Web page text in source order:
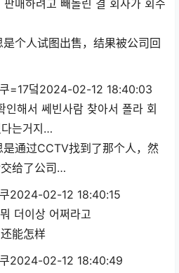
매하려고 빼돌린 결 회사가 회수
个人试图出售，结果被公司回
=17덬2024-02-12 18:40:03
해서 쎄빈사람 찾아서 폴라 회
는거지…
通过CCTV找到了那个人，然
给了公司…
2024-02-12 18:40:15
더이상 어쩌라고
能怎样
2024-02-12 18:40:49